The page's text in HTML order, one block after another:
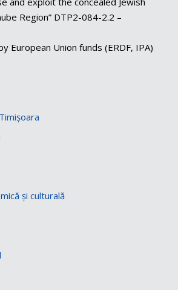
Region” DTP2-084-2.2 –
European Union funds (ERDF, IPA)
și culturală